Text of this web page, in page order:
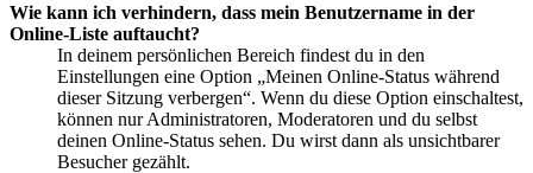
Wie kann ich verhindern, dass mein Benutzername in der
Online-Liste auftaucht?
In deinem persönlichen Bereich findest du in den
Einstellungen eine Option „Meinen Online-Status während
dieser Sitzung verbergen“. Wenn du diese Option einschaltest,
können nur Administratoren, Moderatoren und du selbst
deinen Online-Status sehen. Du wirst dann als unsichtbarer
Besucher gezählt.